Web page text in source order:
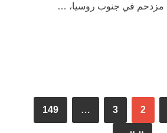
مزدحم في جنوب روسيا، …
2
3
…
149